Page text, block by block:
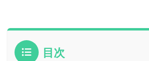
目次